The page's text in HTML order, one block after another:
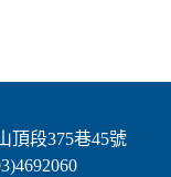
頂段375巷45號